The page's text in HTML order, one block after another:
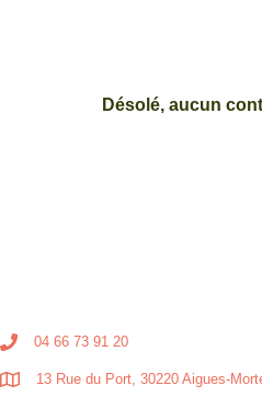
Désolé, aucun
04 66 73 91 20
13 Rue du Port, 30220 Aigues-